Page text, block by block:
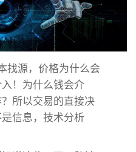
找源，价格为什么会
！为什么钱会介
所以交易的直接决
信息，技术分析